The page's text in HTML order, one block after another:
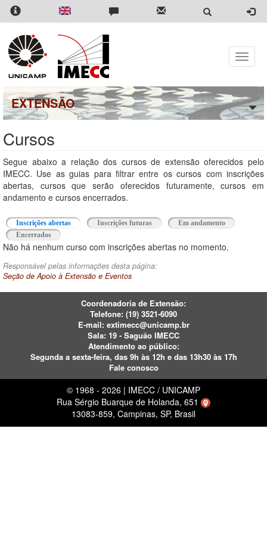
Pular
para
conteúdo
principal
Toggle
EXTENSÃO
Cursos
Segue abaixo a relação dos cursos de extensão oferecidos pelo
IMECC. Use as guias para filtrar entre os cursos com inscrições
abertas, cursos que serão oferecidos futuramente, cursos em
andamento e cursos encerrados.
Inscrições abertas (aba ativa)Inscrições futuras
Em andamento
Encerrados
Não há nenhum curso com inscrições abertas no momento.
Responsável pelas informações desta página:
Seção de Apoio à Extensão e Eventos
Coordenadoria de Extensão:
Telefone: (19) 3521-6090
E-mail: extimecc@unicamp.br
Sala: 19 - Saguão IMECC
Atendimento ao público:
Segunda a sexta-feira, das 9h às 12h e das 13h30 às 17h
Fale conosco
© 1968 - 2026 | IMECC / UNICAMP
Rua Sérgio Buarque de Holanda, 651
13083-859, Campinas, SP, Brasil